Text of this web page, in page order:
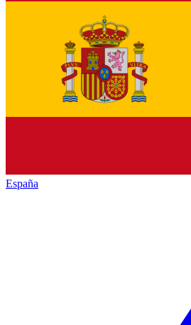
España